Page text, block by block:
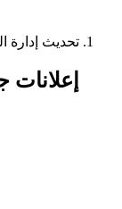
تحديث إدارة المنتدى 2023: منتدى زراعة نت مفتوح حاليا للقراءة فقط، ولا يقبل مشاركات جديدة. يمكنكم استخدام